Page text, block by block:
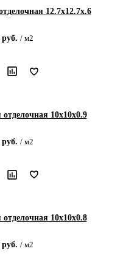
12.7х12.7х.6
руб. / м2
10х10х0.9
руб. / м2
10х10х0.8
руб. / м2